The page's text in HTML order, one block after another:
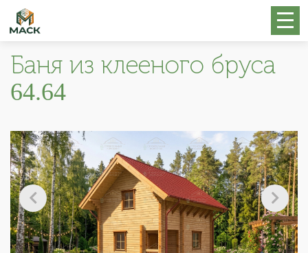
Баня из клееного бруса
64.64